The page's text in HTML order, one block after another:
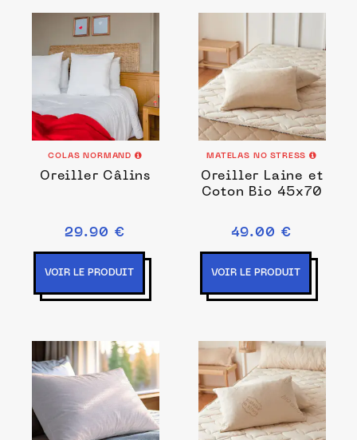
COLAS NORMAND
Oreiller Câlins
29.90 €
VOIR LE PRODUIT
MATELAS NO STRESS
Oreiller Laine et
Coton Bio 45x70
49.00 €
VOIR LE PRODUIT